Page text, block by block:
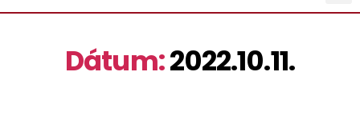
Dátum:2022.10.11.